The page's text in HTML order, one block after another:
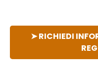
➤ RICHIEDI